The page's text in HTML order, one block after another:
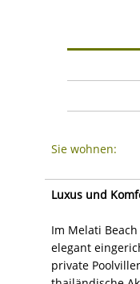
Sie wohnen:
Luxus und
Im Melati
elegant
private